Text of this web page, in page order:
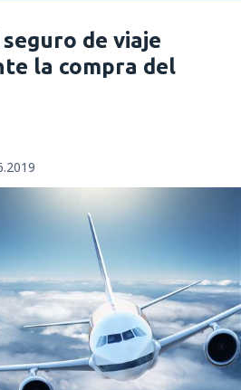
de viaje
la compra del